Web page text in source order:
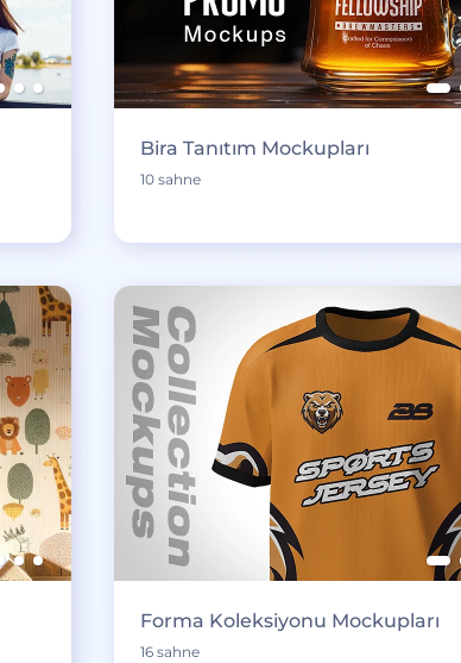
Bira Tanıtım Mockupları
10 sahne
Forma Koleksiyonu Mockupları
16 sahne